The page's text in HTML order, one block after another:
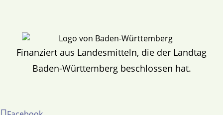
Finanziert aus Landesmitteln, die der Landtag
Baden-Württemberg beschlossen hat.